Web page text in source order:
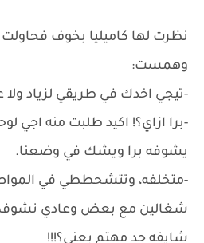
نظرت لها كاميليا بخوف فحاولت
وهمست:
-تيجي اخدك في طريقي لزياد ولا
-برا ازاي؟! اكيد طلبت منه
يشوفه برا ويشك في وضعنا.
-متخلفه، وتتشحططي في
شغالين مع بعض وعادي
شايفه حد مهتم يعني؟!!!